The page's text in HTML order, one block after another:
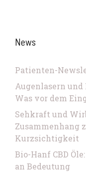
News
Patienten-
Augenlasern
Was vor dem
Sehkraft und
Zusammenhang
Kurzsichtigkeit
Bio-Hanf CBD
an Bedeutung